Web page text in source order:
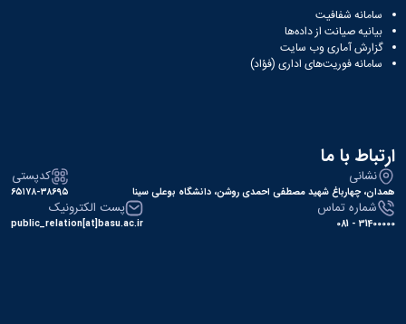
سامانه شفافیت
بیانیه صیانت از داده‌ها
گزارش آماری وب‌ سایت
سامانه فوریت‌های اداری (فؤاد)
ارتباط با ما
نشانی
همدان، چهارباغ شهید مصطفی احمدی روشن، دانشگاه بوعلی سینا
کدپستی
۶۵۱۷۸-۳۸۶۹۵
شماره تماس
31400000 - 081
پست الکترونیک
public_relation[at]basu.ac.ir